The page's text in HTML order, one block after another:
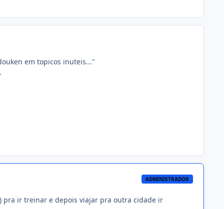
em topicos inuteis..."
ADMINISTRADOR
pra ir treinar e depois viajar pra outra cidade ir